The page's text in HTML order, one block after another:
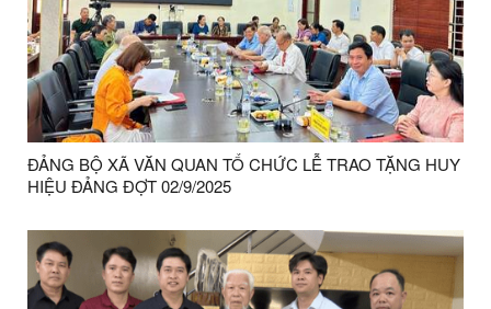
ĐẢNG BỘ XÃ VĂN QUAN TỔ CHỨC LỄ TRAO TẶNG HUY
HIỆU ĐẢNG ĐỢT 02/9/2025